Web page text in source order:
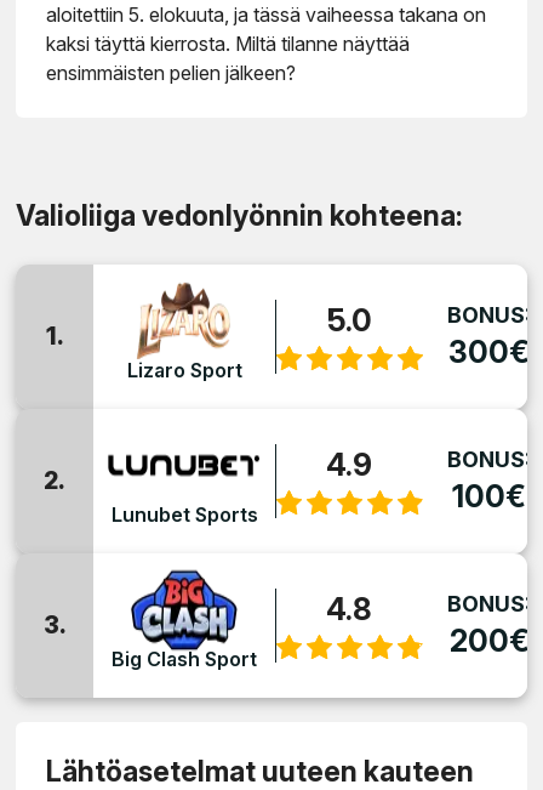
aloitettiin 5. elokuuta, ja tässä vaiheessa takana on
kaksi täyttä kierrosta. Miltä tilanne näyttää
ensimmäisten pelien jälkeen?
Valioliiga vedonlyönnin kohteena:
1.
Lizaro Sport
5.0 BONUS:
300€
2.
Lunubet Sports
4.9 BONUS:
100€
3.
Big Clash Sport
4.8 BONUS:
200€
Lähtöasetelmat uuteen kauteen